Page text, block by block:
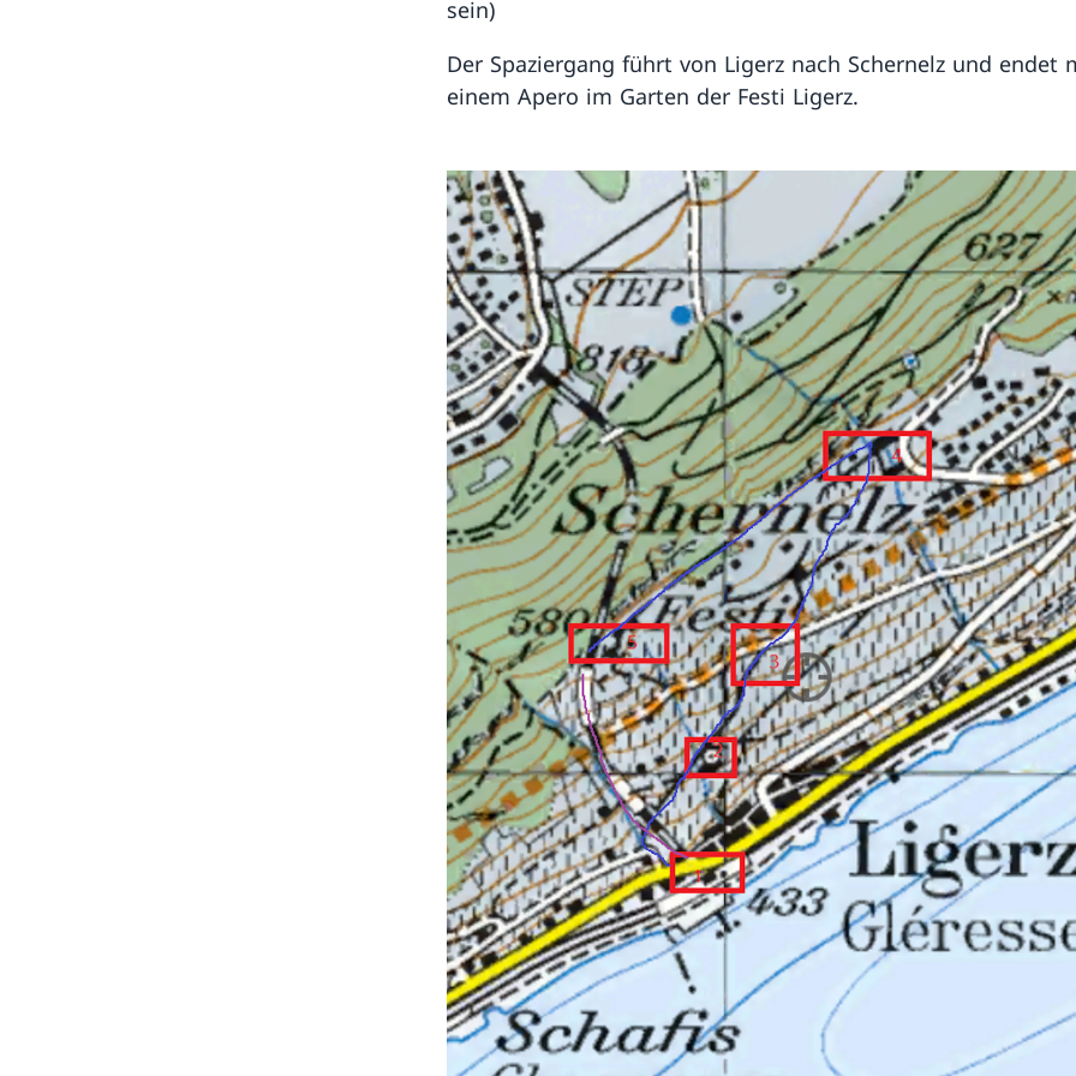
sein)
Der Spaziergang führt von Ligerz nach Schernelz und endet
einem Apero im Garten der Festi Ligerz.